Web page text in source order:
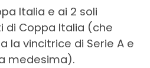
Italia e ai 2 soli
di Coppa Italia (che
la vincitrice di Serie A e
medesima).